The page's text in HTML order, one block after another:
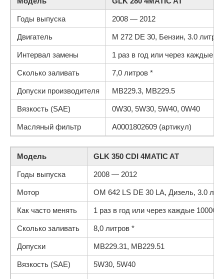
Годы выпуска 2008 — 2012
Двигатель M 272 DE 30, Бензин, 3.0 литра,
Интервал замены 1 раз в год или через каждые
Сколько заливать 7,0 литров *
Допуски производителя MB229.3, MB229.5
Вязкость (SAE) 0W30, 5W30, 5W40, 0W40
Масляный фильтр A0001802609 (артикул)
Модель GLK 350 CDI 4MATIC AT
Годы выпуска 2008 — 2012
Мотор OM 642 LS DE 30 LA, Дизель, 3.0
Как часто менять 1 раз в год или через каждые 10000
Сколько заливать 8,0 литров *
Допуски MB229.31, MB229.51
Вязкость (SAE) 5W30, 5W40